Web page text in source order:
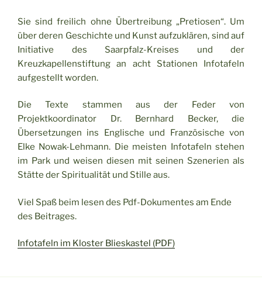
Sie sind freilich ohne Übertreibung „Pretiosen“. Um
über deren Geschichte und Kunst aufzuklären, sind auf
Initiative des Saarpfalz-Kreises und der
Kreuzkapellenstiftung an acht Stationen Infotafeln
aufgestellt worden.
Die Texte stammen aus der Feder von
Projektkoordinator Dr. Bernhard Becker, die
Übersetzungen ins Englische und Französische von
Elke Nowak-Lehmann. Die meisten Infotafeln stehen
im Park und weisen diesen mit seinen Szenerien als
Stätte der Spiritualität und Stille aus.
Viel Spaß beim lesen des Pdf-Dokumentes am Ende
des Beitrages.
Infotafeln im Kloster Blieskastel (PDF)